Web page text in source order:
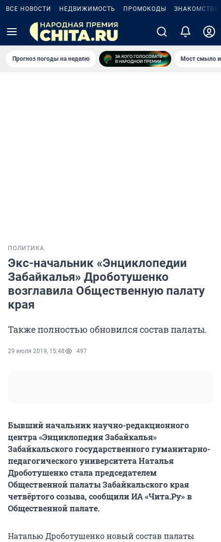
ВСЕ НОВОСТИ НЕДВИЖИМОСТЬ ПРОМОКОДЫ ЗНАКОМСТВА
Прогноз погоды на неделю Мост смыло
ПОЛИТИКА
Экс-начальник «Энциклопедии
Забайкалья» Дроботушенко
возглавила Общественную палату
края
Также полностью обновился состав палаты.
29 июля 2019, 15:48 497
Бывший начальник научно-редакционного
центра «Энциклопедия Забайкалья»
Забайкальского государственного гуманитарно-
педагогического университета Наталья
Дроботушенко стала председателем
Общественной палаты Забайкальского края
четвёртого созыва, сообщили ИА «Чита.Ру» в
Общественной палате.
Наталью Дроботушенко новый состав палаты